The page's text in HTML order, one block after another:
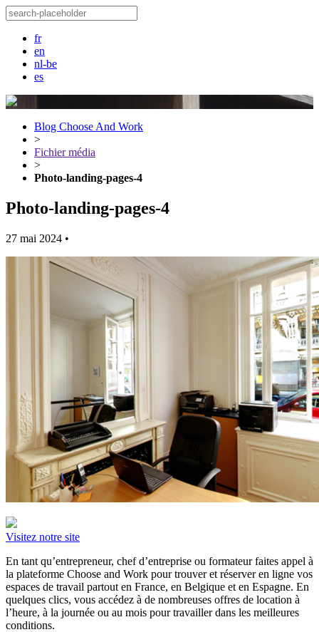
fr
en
nl-be
es
Blog Choose And Work
>
Fichier média
>
Photo-landing-pages-4
Photo-landing-pages-4
27 mai 2024 •
Visitez notre site
En tant qu’entrepreneur, chef d’entreprise ou formateur faites appel à
la plateforme Choose and Work pour trouver et réserver en ligne vos
espaces de travail partout en France, en Belgique et en Espagne. En
quelques clics, vous accédez à de nombreuses offres de location à
l’heure, à la journée ou au mois pour travailler dans les meilleures
conditions.